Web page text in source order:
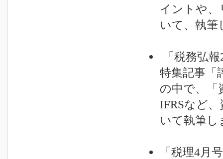
イントや
いて、執筆
「税務弘
特集記事「
の中で、「
IFRSなど
いて執筆し
「税理4月